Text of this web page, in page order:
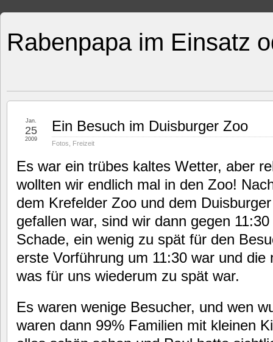
Rabenpapa im Einsatz
Ein Besuch im Duisburger Zoo
Fotos Freizeit
Jan.
25
2009
Es war ein trübes kaltes Wetter, aber
wollten wir endlich mal in den Zoo!
dem Krefelder Zoo und dem
gefallen war, sind wir dann gegen
Schade, ein wenig zu spät für den
erste Vorführung um 11:30 war und
was für uns wiederum zu spät war.
Es waren wenige Besucher, und wen
waren dann 99% Familien mit kleinen